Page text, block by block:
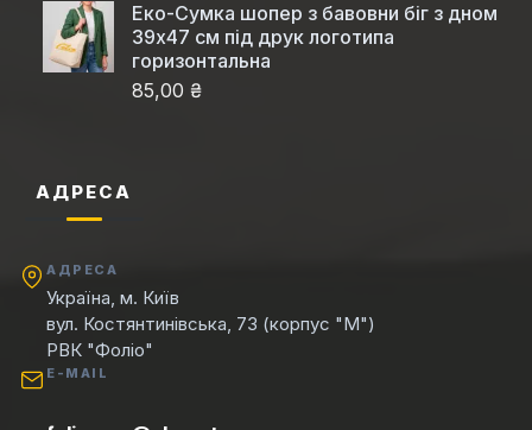
Еко-Сумка шопер з бавовни біг з дном
39x47 см під друк логотипа
горизонтальна
85,00 ₴
АДРЕСА
АДРЕСА
Україна, м. Київ
вул. Костянтинівська, 73 (корпус "М")
РВК "Фоліо"
E-MAIL